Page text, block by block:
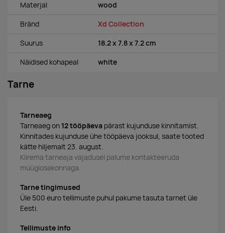
Materjal wood
Bränd Xd Collection
Suurus 18.2 x 7.8 x 7.2 cm
Näidised kohapeal white
Tarne
Tarneaeg
Tarneaeg on 12 tööpäeva pärast kujunduse kinnitamist.
Kinnitades kujunduse ühe tööpäeva jooksul, saate tooted
kätte hiljemalt 23. august.
Kiirema tarneaja vajadusel palume kontakteeruda
müügiosakonnaga.
Tarne tingimused
Üle 500 euro tellimuste puhul pakume tasuta tarnet üle
Eesti.
Tellimuste info